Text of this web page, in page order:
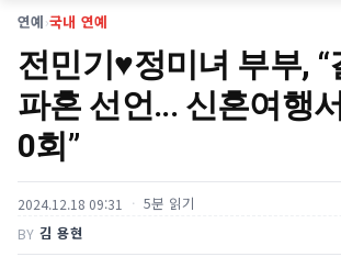
연예›국내 연예
전민기♥정미녀 부부, “
파혼 선언... 신혼여행
0회”
2024.12.18 09:31 5분 읽기
BY 김 용현